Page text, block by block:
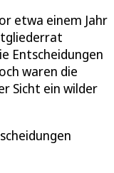
etwa einem Jahr
Entscheidungen
waren die
Sicht ein wilder